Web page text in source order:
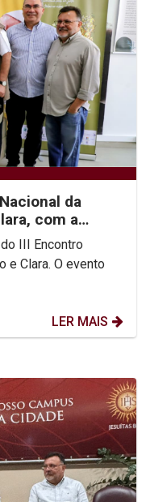
da
com a
III Encontro
e Clara. O evento
LER MAIS